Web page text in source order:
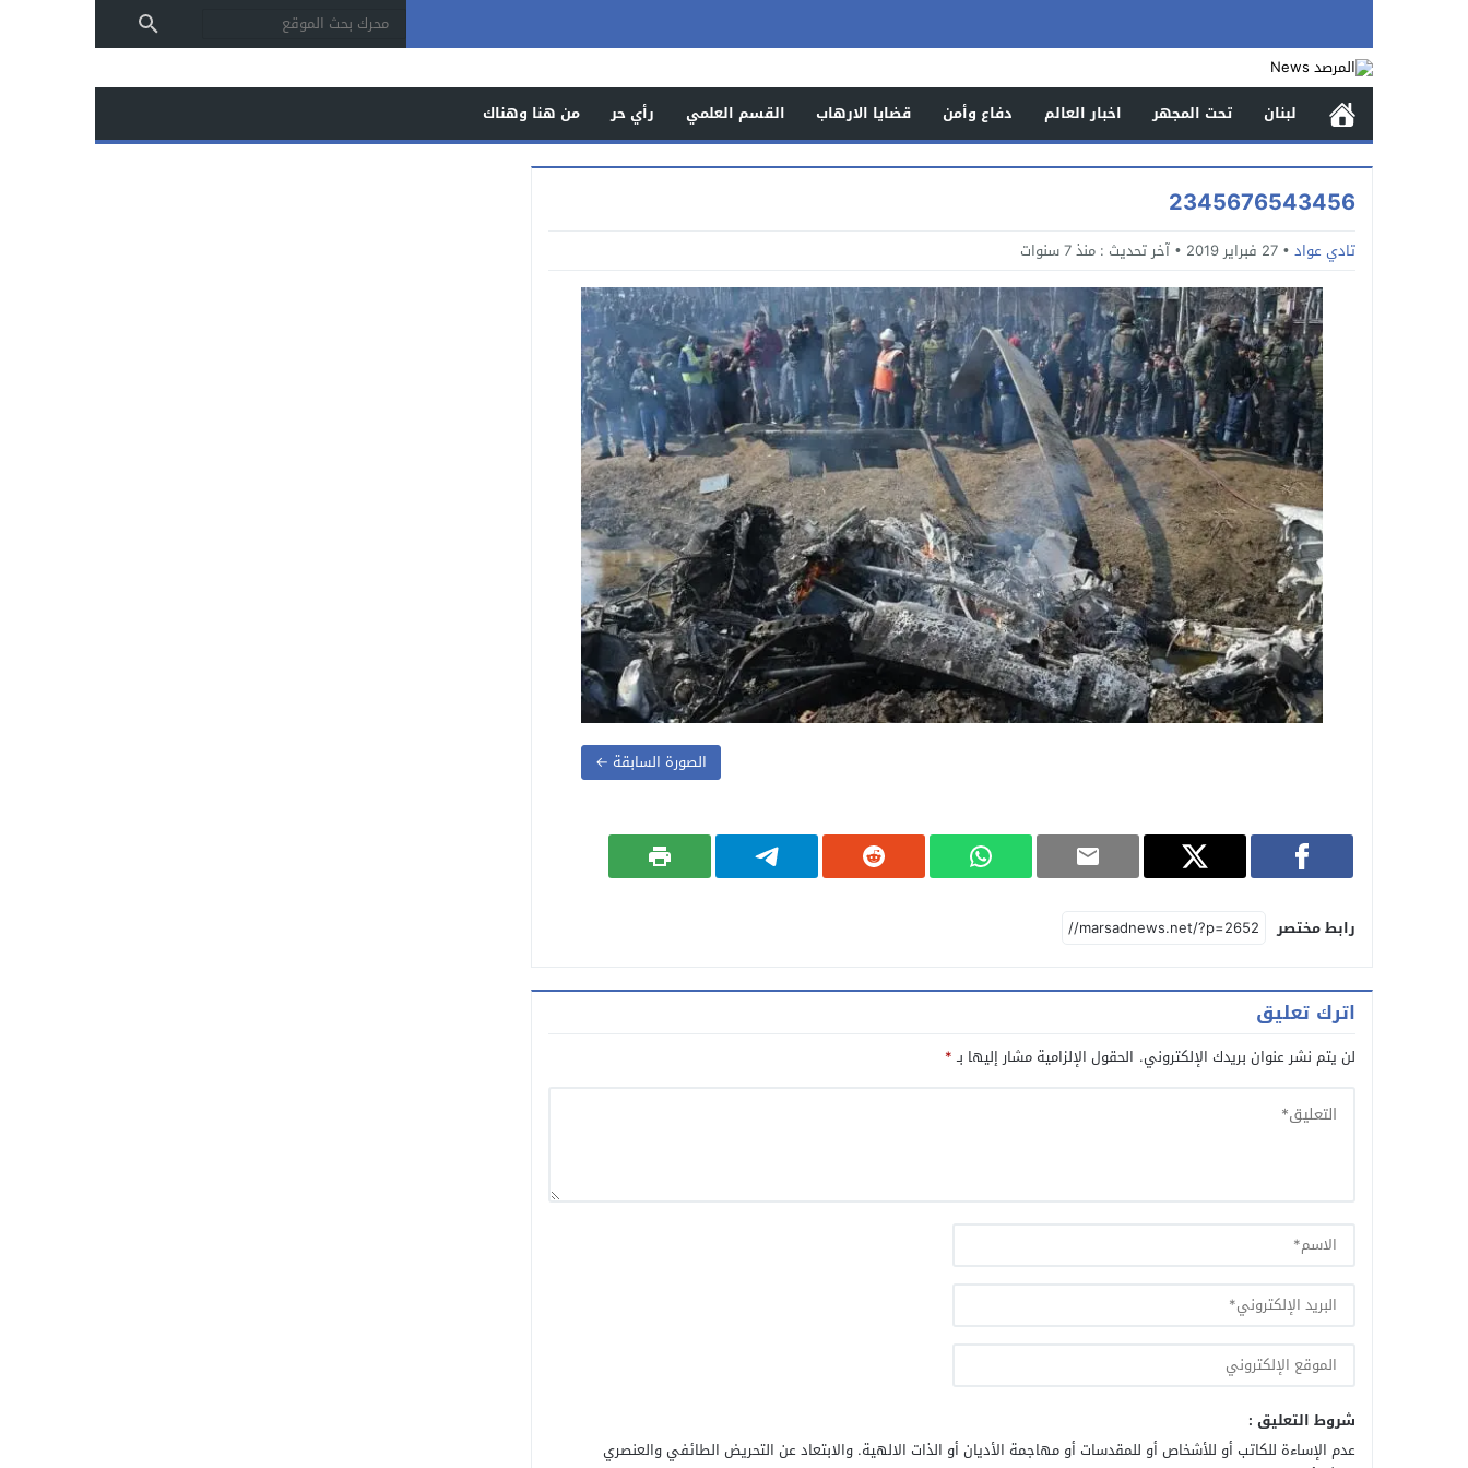
لبنان تحت المجهر اخبار العالم دفاع وأمن قضايا الارهاب القسم العلمي رأي حر من هنا وهناك
2345676543456
تادي عواد 27 فبراير 2019 آخر تحديث : منذ 7 سنوات
الصورة السابقة ←
رابط مختصر
اترك تعليق
لن يتم نشر عنوان بريدك الإلكتروني. الحقول الإلزامية مشار إليها بـ*
شروط التعليق :
عدم الإساءة للكاتب أو للأشخاص أو للمقدسات أو مهاجمة الأديان أو الذات الالهية. والابتعاد عن التحريض الطائفي والعنصري